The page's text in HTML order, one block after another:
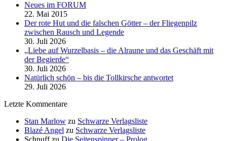
Neues im FORUM
22. Mai 2015
Der rote Hut und die falschen Götter – der Fliegenpilz
zwischen Rausch und Legende
30. Juli 2026
„Liebe auf Wurzelbasis – die Alraune und das Geschäft mit
der Begierde“
30. Juli 2026
Natürlich schön – bis die Tollkirsche antwortet
29. Juli 2026
Letzte Kommentare
Stan Marlow zu Schwarze Verlagsliste
Blazé Angel zu Schwarze Verlagsliste